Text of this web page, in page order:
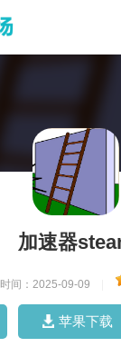
加速器
时间：2025-09-09
苹果下载